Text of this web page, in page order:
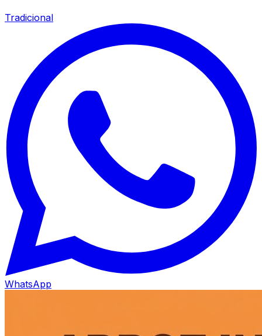
Tradicional
WhatsApp